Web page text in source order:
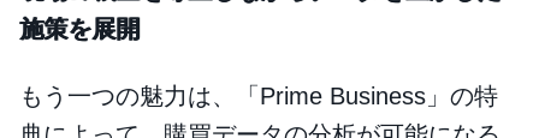
施策を展開
もう一つの魅力は、「Prime Business」の特